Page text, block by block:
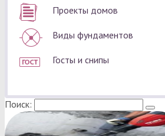
Проекты домов
Виды фундаментов
Госты и снипы
Поиск: